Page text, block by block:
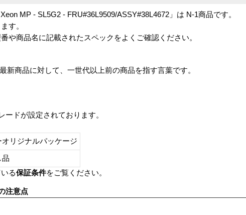
MP - SL5G2 - FRU#36L9509/ASSY#38L4672」は N-1商品です。
す。
や商品名に記載されたスペックをよくご確認ください。
新商品に対して、一世代以上前の商品を指す言葉です。
ードが設定されております。
リジナルパッケージ
品
る保証条件をご覧ください。
注意点